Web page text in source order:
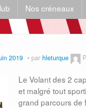
Nos créneaux
2019 par hleturque
Le Volant des 2
et malgré tout
grand parcours de